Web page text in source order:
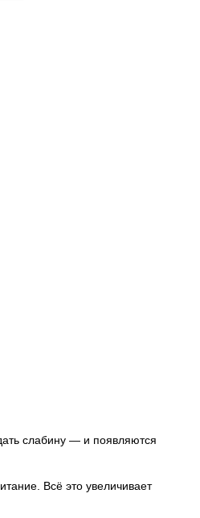
слабину — и появляются
Всё это увеличивает